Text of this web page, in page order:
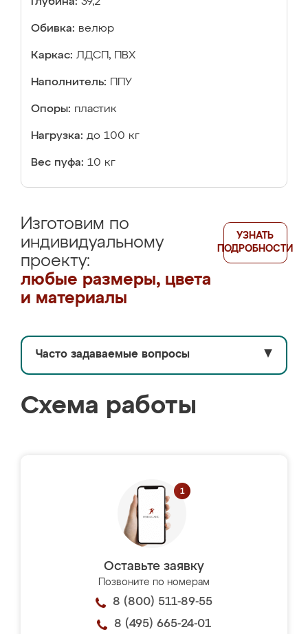
Обивка: велюр
Каркас: ЛДСП, ПВХ
Наполнитель: ППУ
Опоры: пластик
Нагрузка: до 100 кг
Вес пуфа: 10 кг
Изготовим по
индивидуальному
проекту:
любые размеры, цвета
и материалы
УЗНАТЬ
ПОДРОБНОСТИ
Часто задаваемые вопросы ▼
Схема работы
Оставьте заявку
Позвоните по номерам
8 (800) 511-89-55
8 (495) 665-24-01